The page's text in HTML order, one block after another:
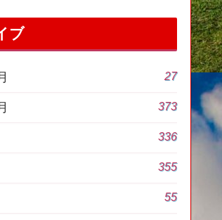
ブ
27
373
336
355
55